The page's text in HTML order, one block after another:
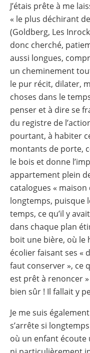
J’étais prête à me
« le plus déchirant
(Goldberg, Les
donc cherché,
aussi longues,
un cheminement
le pur récit, dilater,
choses dans le
penser et à dire se
du registre de
pourtant, à habiter
montants de porte,
le bois et donne
appartement plein
catalogues « maison
longtemps, puisque
temps, ce qu’il y
dans chaque plan
boit une bière, où le
écolier faisant ses «
faut conserver », ce
est prêt à renoncer
bien sûr ! Il fallait y
Je me suis
s’arrête si
où un enfant écoute